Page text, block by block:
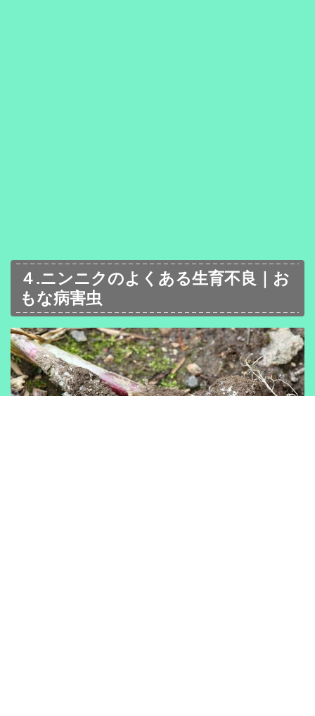
４.ニンニクのよくある生育不良｜お
もな病害虫